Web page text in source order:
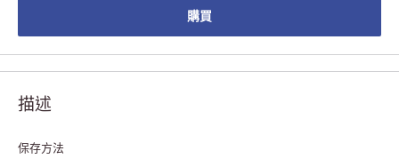
購買
描述
保存方法